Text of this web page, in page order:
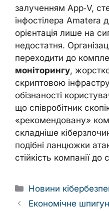
залученням App‑V,
інфостілера Amatera
орієнтація лише на
недостатня.
переходити до
моніторингу,
скриптовою
обізнаності
що співробітник
«рекомендовану»
складніше
подібні ланцюжки
стійкість компанії до
Categories
Новини
Економічне